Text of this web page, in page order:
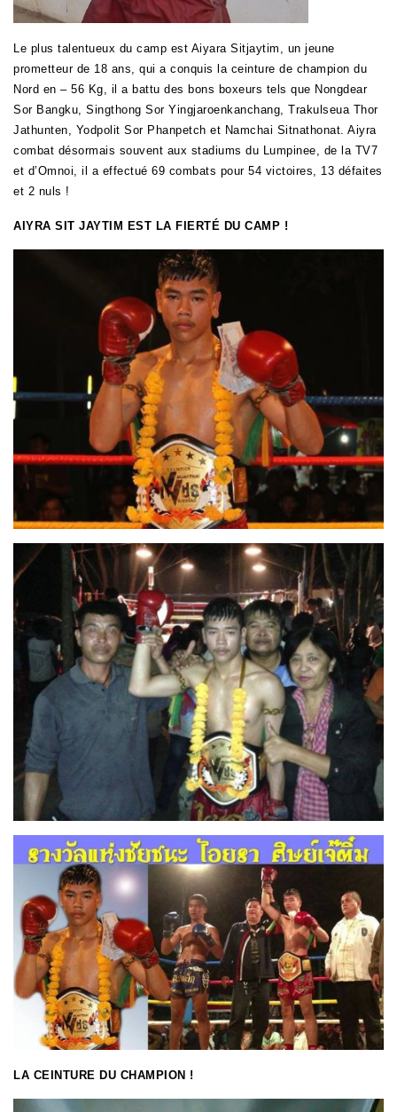
Le plus talentueux du camp est Aiyara Sitjaytim, un jeune
prometteur de 18 ans, qui a conquis la ceinture de champion du
Nord en – 56 Kg, il a battu des bons boxeurs tels que Nongdear
Sor Bangku, Singthong Sor Yingjaroenkanchang, Trakulseua Thor
Jathunten, Yodpolit Sor Phanpetch et Namchai Sitnathonat. Aiyra
combat désormais souvent aux stadiums du Lumpinee, de la TV7
et d’Omnoi, il a effectué 69 combats pour 54 victoires, 13 défaites
et 2 nuls !
AIYRA SIT JAYTIM EST LA FIERTÉ DU CAMP !
LA CEINTURE DU CHAMPION !